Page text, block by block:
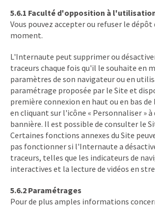
5.6.1 Faculté d'opposition à
Vous pouvez accepter ou refuser le
moment.
L'Internaute peut supprimer ou
traceurs chaque fois qu'il le souhaite en
paramètres de son navigateur ou en
paramétrage proposée par le Site et
première connexion en haut ou en bas de
en cliquant sur l'icône « Personnaliser »
bannière. Il est possible de consulter le
Certaines fonctions annexes du Site
pas fonctionner si l'Internaute a
traceurs, telles que les indicateurs de
interactives et la lecture de vidéos en
5.6.2 Paramétrages
Pour de plus amples informations